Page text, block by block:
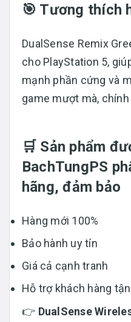
🎯 Tương thích
DualSense Remix
cho PlayStation 5,
mạnh phần cứng và
game mượt mà, chính
🛒 Sản phẩm
BachTungPS
hãng, đảm bảo
Hàng mới 100%
Bảo hành uy tín
Giá cả cạnh tranh
Hỗ trợ khách hàng
👉 DualSense